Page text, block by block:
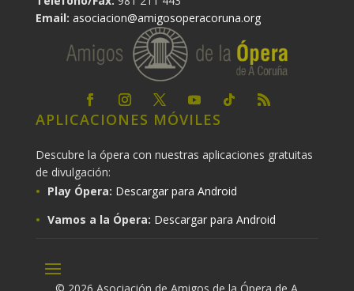
Email: asociacion@amigosoperacoruna.org
APLICACIONES MÓVILES
Descubre la ópera con nuestras aplicaciones gratuitas
de divulgación:
Play Ópera: Descargar para Android
Vamos a la Ópera: Descargar para Android